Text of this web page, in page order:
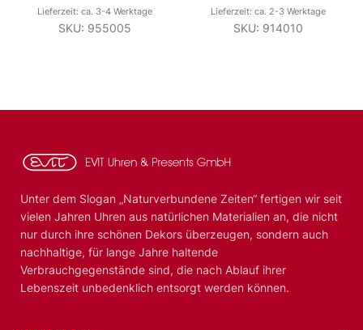
Lieferzeit: ca. 3-4 Werktage
SKU: 955005
Lieferzeit: ca. 2-3 Werktage
SKU: 914010
Unter dem Slogan „Naturverbundene Zeiten“ fertigen wir seit
vielen Jahren Uhren aus natürlichen Materialien an, die nicht
nur durch ihre schönen Dekors überzeugen, sondern auch
nachhaltige, für lange Jahre haltende
Verbrauchgegenstände sind, die nach Ablauf ihrer
Lebenszeit unbedenklich entsorgt werden können.